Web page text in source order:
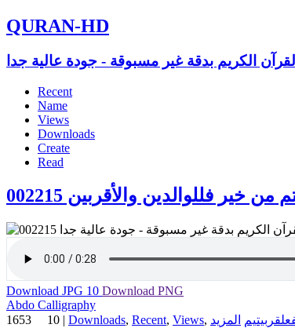
QURAN-HD
القرآن الكريم بدقة غير مسبوقة - جودة عالية جدا
Recent
Name
Views
Downloads
Create
Read
فللوالدين والأقربين 002215
Download JPG 10 Download PNG
Abdo Calligraphy
1653
10 | Downloads, Recent, Views, قربيتيم